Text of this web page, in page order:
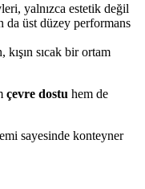
yalnızca estetik değil
da üst düzey performans
kışın sıcak bir ortam
çevre dostu hem de
sayesinde konteyner